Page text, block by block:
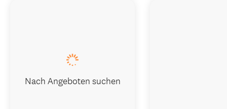
Nach Angeboten suchen